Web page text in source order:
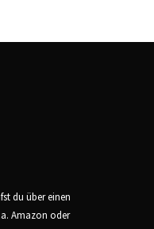
du über einen
Amazon oder